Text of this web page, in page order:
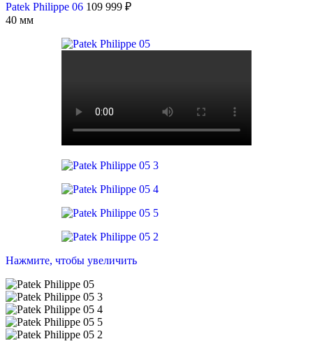
Patek Philippe 06 109 999 ₽
40 мм
Нажмите, чтобы увеличить